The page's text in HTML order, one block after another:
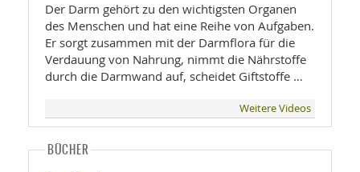
Der Darm gehört zu den wichtigsten Organen
des Menschen und hat eine Reihe von Aufgaben.
Er sorgt zusammen mit der Darmflora für die
Verdauung von Nahrung, nimmt die Nährstoffe
durch die Darmwand auf, scheidet Giftstoffe …
Weitere Videos
BÜCHER